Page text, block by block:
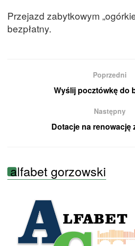
Przejazd zabytkowym
bezpłatny.
Poprzedni
Wyślij pocztówkę do
Następny
Dotacje na renowację
alfabet gorzowski